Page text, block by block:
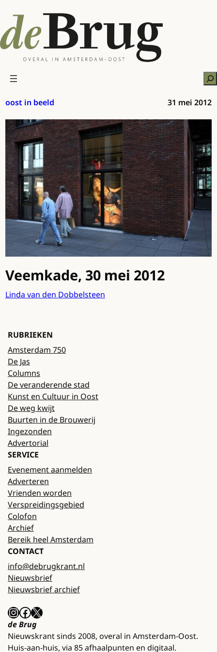
naar
de
inhoud
oost in beeld 31 mei 2012
Veemkade, 30 mei 2012
Linda van den Dobbelsteen
RUBRIEKEN
Amsterdam 750
De Jas
Columns
De veranderende stad
Kunst en Cultuur in Oost
De weg kwijt
Buurten in de Brouwerij
Ingezonden
Advertorial
SERVICE
Evenement aanmelden
Adverteren
Vrienden worden
Verspreidingsgebied
Colofon
Archief
Bereik heel Amsterdam
CONTACT
info@debrugkrant.nl
Nieuwsbrief
Nieuwsbrief archief
InstagramFacebook X
de Brug
Nieuwskrant sinds 2008, overal in Amsterdam-Oost.
Huis-aan-huis, via 85 afhaalpunten en digitaal.